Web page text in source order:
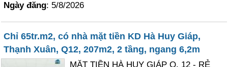
Ngày đăng: 5/8/2026
Chỉ 65tr.m2, có nhà mặt tiền KD Hà Huy Giáp,
Thạnh Xuân, Q12, 207m2, 2 tầng, ngang 6,2m
MẶT TIỀN HÀ HUY GIÁP Q. 12 - RẺ